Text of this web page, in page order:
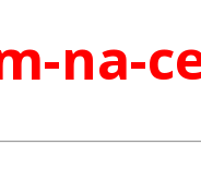
na-